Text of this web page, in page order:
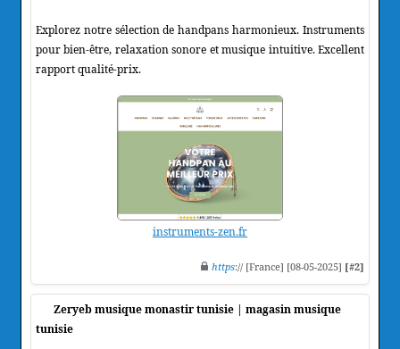
Explorez notre sélection de handpans harmonieux. Instruments
pour bien-être, relaxation sonore et musique intuitive. Excellent
rapport qualité-prix.
instruments-zen.fr
https:// [France] [08-05-2025] [#2]
Zeryeb musique monastir tunisie | magasin musique
tunisie